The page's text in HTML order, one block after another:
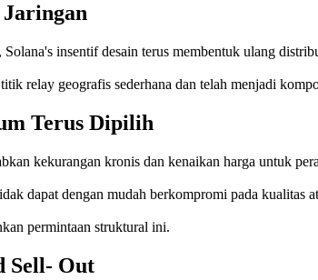
Jaringan
insentif desain terus membentuk ulang
relay geografis sederhana dan telah menjadi
Terus Dipilih
kekurangan kronis dan kenaikan harga untuk
dapat dengan mudah berkompromi pada
permintaan struktural ini.
Sell- Out